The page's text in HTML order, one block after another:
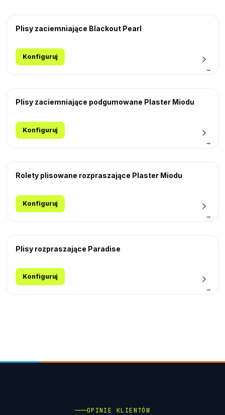
Plisy zaciemniające Blackout Pearl
Konfiguruj
→
Plisy zaciemniające podgumowane Plaster Miodu
Konfiguruj
→
Rolety plisowane rozpraszające Plaster Miodu
Konfiguruj
→
Plisy rozpraszające Paradise
Konfiguruj
→
OPINIE KLIENTÓW